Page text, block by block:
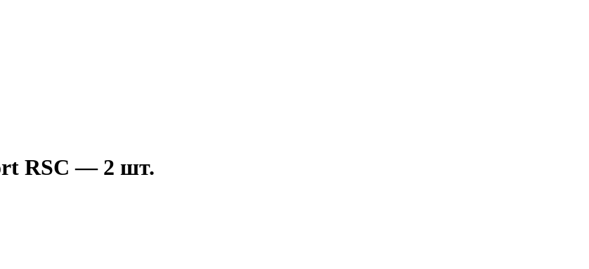
RSC — 2 шт.